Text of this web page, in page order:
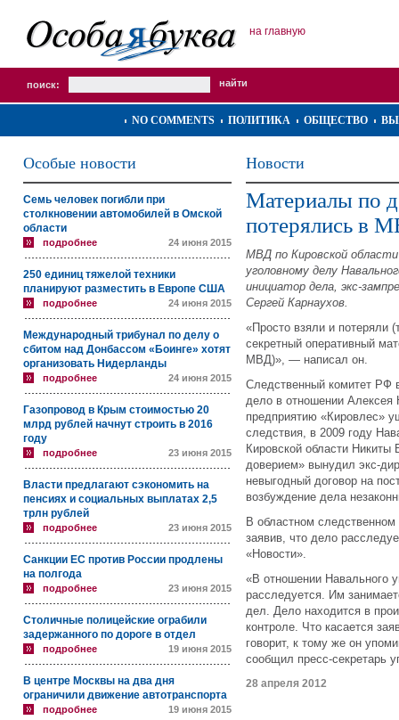
на главную
поиск:
NO COMMENTS ПОЛИТИКА ОБЩЕСТВО
Особые новости
Семь человек погибли при
столкновении автомобилей в Омской
области
подробнее 24 июня 2015
250 единиц тяжелой техники
планируют разместить в Европе США
подробнее 24 июня 2015
Международный трибунал по делу о
сбитом над Донбассом «Боинге» хотят
организовать Нидерланды
подробнее 24 июня 2015
Газопровод в Крым стоимостью 20
млрд рублей начнут строить в 2016
году
подробнее 23 июня 2015
Власти предлагают сэкономить на
пенсиях и социальных выплатах 2,5
трлн рублей
подробнее 23 июня 2015
Санкции ЕС против России продлены
на полгода
подробнее 23 июня 2015
Столичные полицейские ограбили
задержанного по дороге в отдел
подробнее 19 июня 2015
В центре Москвы на два дня
ограничили движение автотранспорта
подробнее 19 июня 2015
Новости
Материалы по
потерялись в
МВД по Кировской
уголовному делу
инициатор дела, экс-
Сергей Карнаухов.
«Просто взяли и потеряли
секретный оперативный
МВД)», ― написал он.
Следственный комитет РФ
дело в отношении Алексея
предприятию «Кировлес»
следствия, в 2009 году
Кировской области
доверием» вынудил экс-
невыгодный договор на
возбуждение дела
В областном
заявив, что дело
«Новости».
«В отношении Навального
расследуется. Им
дел. Дело находится в
контроле. Что касается
говорит, к тому же он
сообщил пресс-секретарь
28 апреля 2012